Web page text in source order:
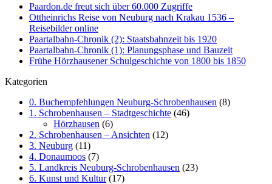
Paardon.de freut sich über 60.000 Zugriffe
Ottheinrichs Reise von Neuburg nach Krakau 1536 –
Reisebilder online
Paartalbahn-Chronik (2): Staatsbahnzeit bis 1920
Paartalbahn-Chronik (1): Planungsphase und Bauzeit
Frühe Hörzhausener Schulgeschichte von 1800 bis 1850
Kategorien
0. Buchempfehlungen Neuburg-Schrobenhausen (8)
1. Schrobenhausen – Stadtgeschichte (46)
Hörzhausen (6)
2. Schrobenhausen – Ansichten (12)
3. Neuburg (11)
4. Donaumoos (7)
5. Landkreis Neuburg-Schrobenhausen (23)
6. Kunst und Kultur(17)